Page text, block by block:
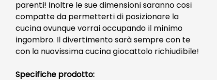
parenti! Inoltre le sue dimensioni saranno cosi
compatte da permetterti di posizionare la
cucina ovunque vorrai occupando il minimo
ingombro. Il divertimento sarà sempre con te
con la nuovissima cucina giocattolo richiudibile!
Specifiche prodotto: